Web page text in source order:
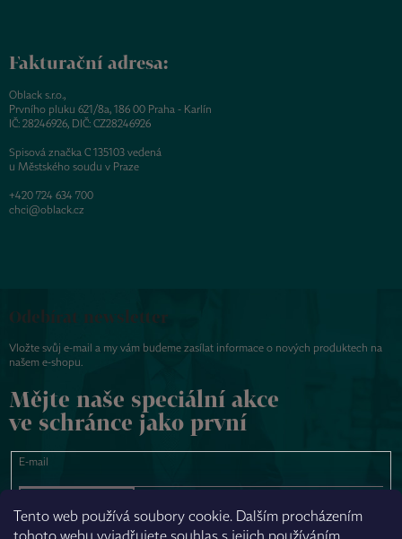
Tento web používá soubory cookie. Dalším procházením
Fakturační adresa:
Oblack s.r.o.,
Prvního pluku 621/8a, 186 00 Praha - Karlín
IČ: 28246926, DIČ: CZ28246926
Spisová značka C 135103 vedená
u Městského soudu v Praze
+420 724 634 700
chci@oblack.cz
Odebírat newsletter
Vložte svůj e-mail a my vám budeme zasílat informace o nových produktech na
našem e-shopu.
Mějte naše speciální akce
ve schránce jako první
E-mail